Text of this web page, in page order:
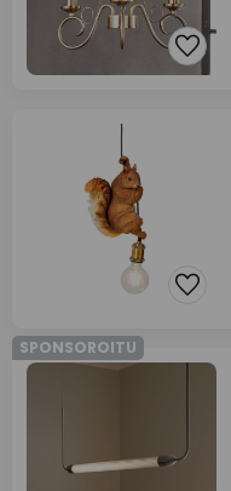
SPONSOROITU